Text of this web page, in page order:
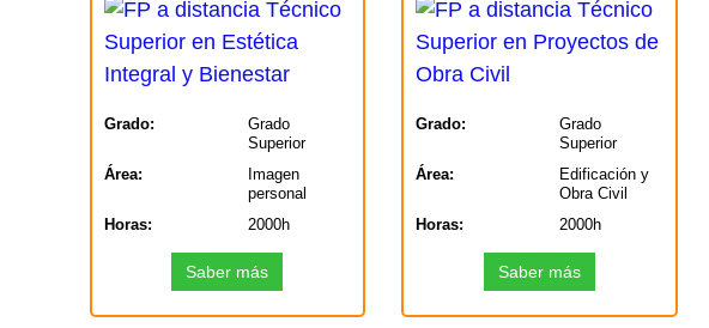
Grado:
Grado
Superior
Área:
Imagen
personal
Horas:
2000h
Saber más
Grado:
Grado
Superior
Área:
Edificación y
Obra Civil
Horas:
2000h
Saber más